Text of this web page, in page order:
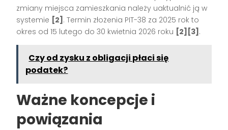
zmiany miejsca zamieszkania należy uaktualnić ją w
systemie [2] . Termin złożenia PIT-38 za 2025 rok to
okres od 15 lutego do 30 kwietnia 2026 roku [2][3] .
Czy od zysku z obligacji płaci się
podatek?
Ważne koncepcje i
powiązania